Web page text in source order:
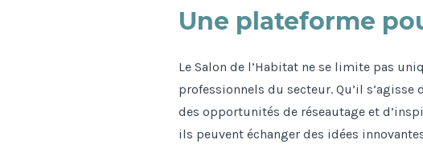
Une plateforme
Le Salon de l’Habitat ne se limite pas
professionnels du secteur. Qu’il
des opportunités de réseautage et
ils peuvent échanger des idées